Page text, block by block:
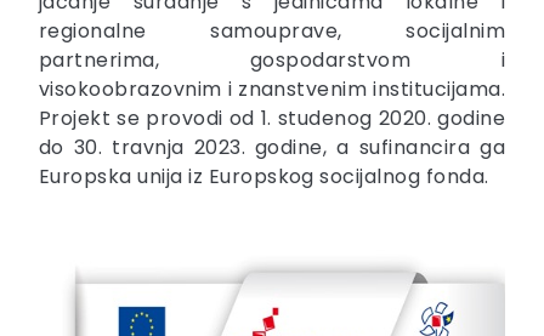
regionalne samouprave, socijalnim
partnerima, gospodarstvom i
visokoobrazovnim i znanstvenim institucijama.
Projekt se provodi od 1. studenog 2020. godine
do 30. travnja 2023. godine, a sufinancira ga
Europska unija iz Europskog socijalnog fonda.